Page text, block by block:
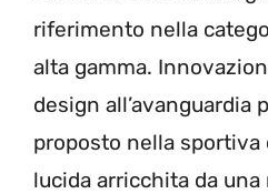
riferimento nella
alta gamma.
design all’avanguardia
proposto nella sportiva
lucida arricchita da